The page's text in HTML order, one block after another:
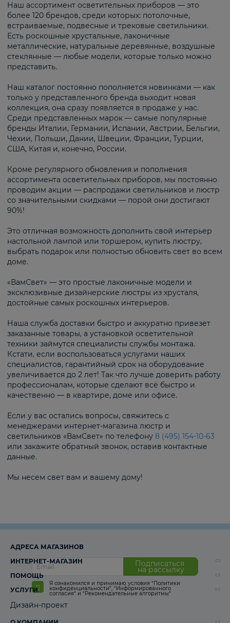
Наш ассортимент осветительных приборов — это
более 120 брендов, среди которых: потолочные,
встраиваемые, подвесные и трековые светильники.
Есть роскошные хрустальные, лаконичные
металлические, натуральные деревянные, воздушные
стеклянные — любые модели, которые только можно
представить.
Наш каталог постоянно пополняется новинками — как
только у представленного бренда выходит новая
коллекция, она сразу появляется в продаже у нас.
Среди представленных марок — самые популярные
бренды Италии, Германии, Испании, Австрии, Бельгии,
Чехии, Польши, Дании, Швеции, Франции, Турции,
США, Китая и, конечно, России.
Кроме регулярного обновления и пополнения
ассортимента осветительных приборов, мы постоянно
проводим акции — распродажи светильников и люстр
со значительными скидками — порой они достигают
90%!
Это отличная возможность дополнить свой интерьер
настольной лампой или торшером, купить люстру,
выбрать подарок или полностью обновить свет во всем
доме.
«ВамСвет» — это простые лаконичные модели и
эксклюзивные дизайнерские люстры из хрусталя,
достойные самых роскошных интерьеров.
Наша служба доставки быстро и аккуратно привезет
заказанные товары, а установкой осветительной
техники займутся специалисты службы монтажа.
Кстати, если воспользоваться услугами наших
специалистов, гарантийный срок на оборудование
увеличивается до 2 лет! Так что лучше доверить работу
профессионалам, которые сделают всё быстро и
качественно — в квартире, доме или офисе.
Если у вас остались вопросы, свяжитесь с
менеджерами интернет-магазина люстр и
светильников «ВамСвет» по телефону 8 (495) 154-10-63
или закажите обратный звонок, оставив контактные
данные.
Мы несем свет вам и вашему дому!
Подписаться
на рассылку
Я ознакомился и принимаю условия “Политики
конфиденциальности”, “Информированного
согласия“ и “Рекомендательные алгоритмы“
АДРЕСА МАГАЗИНОВ
ИНТЕРНЕТ-МАГАЗИН
ПОМОЩЬ
УСЛУГИ
Дизайн-проект